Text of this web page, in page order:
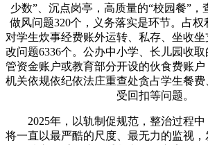
少数”、沉点岗亭，高质量的“校园餐”，
做风问题320个，义务落实是环节。占权
对学生炊事经费账外运转、私存、坐收
改问题6336个。公办中小学、长儿园收
管资金账户或教育部分开设的伙食费账
机关依规依纪依法庄重查处贪占学生餐
受回扣等问题。
2025年，以轨制促规范，整治过程中
将一直以最严酷的尺度、最无力的监视，